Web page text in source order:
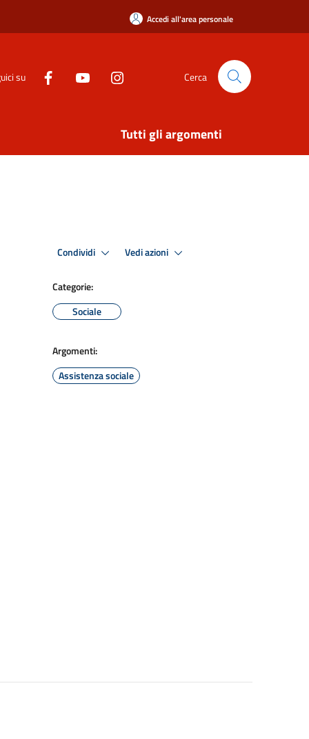
Accedi all'area personale
su Cerca
Tutti gli argomenti
Condividi Vedi azioni
Categorie:
Sociale
Argomenti:
Assistenza sociale